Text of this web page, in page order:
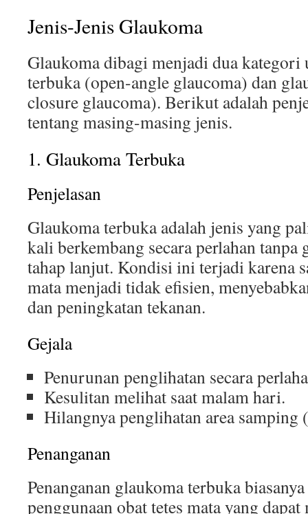
Jenis-Jenis Glaukoma
Glaukoma dibagi menjadi dua kategori
terbuka (open-angle glaucoma) dan
closure glaucoma). Berikut adalah
tentang masing-masing jenis.
1. Glaukoma Terbuka
Penjelasan
Glaukoma terbuka adalah jenis yang
kali berkembang secara perlahan tanpa
tahap lanjut. Kondisi ini terjadi karena
mata menjadi tidak efisien,
dan peningkatan tekanan.
Gejala
Penurunan penglihatan secara
Kesulitan melihat saat malam hari.
Hilangnya penglihatan area
Penanganan
Penanganan glaukoma terbuka
penggunaan obat tetes mata yang